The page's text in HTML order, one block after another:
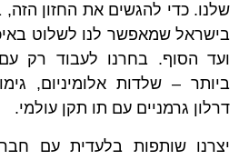
שלנו. כדי להגשים את החזון הזה,
בישראל שמאפשר לנו לשלוט
ועד הסוף. בחרנו לעבוד רק
ביותר – שלדות אלומיניום,
דרלון גרמניים עם תו תקן עולמי.